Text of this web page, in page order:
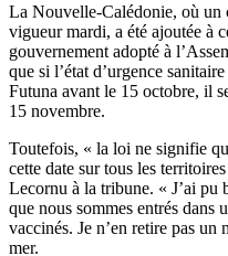
La Nouvelle-Calédonie, où un
vigueur mardi, a été ajoutée à
gouvernement adopté à
que si l’état d’urgence
Futuna avant le 15 octobre, il
15 novembre.
Toutefois, « la loi ne signifie
cette date sur tous les
Lecornu à la tribune. « J’ai pu
que nous sommes entrés dans
vaccinés. Je n’en retire pas
mer.